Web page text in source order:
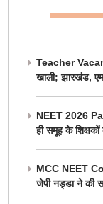
Teacher
खाली; झारखंड,
NEET 2026
ही समूह के
MCC NEET
जेपी नड्डा ने की